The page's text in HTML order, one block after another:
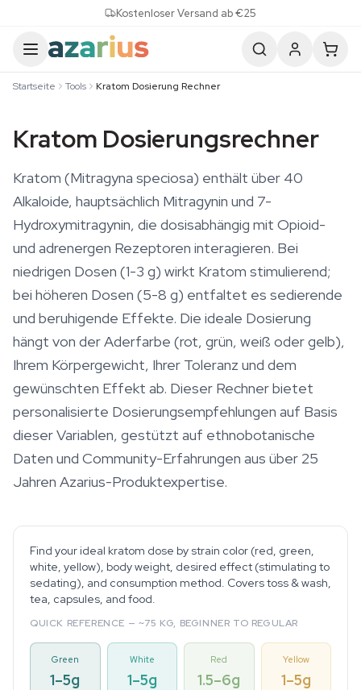
Kostenloser Versand ab €25
Startseite Tools Kratom Dosierung Rechner
Kratom Dosierungsrechner
Kratom (Mitragyna speciosa) enthält über 40
Alkaloide, hauptsächlich Mitragynin und 7-
Hydroxymitragynin, die dosisabhängig mit Opioid-
und adrenergen Rezeptoren interagieren. Bei
niedrigen Dosen (1-3 g) wirkt Kratom stimulierend;
bei höheren Dosen (5-8 g) entfaltet es sedierende
und beruhigende Effekte. Die ideale Dosierung
hängt von der Aderfarbe (rot, grün, weiß oder gelb),
Ihrem Körpergewicht, Ihrer Toleranz und dem
gewünschten Effekt ab. Dieser Rechner bietet
personalisierte Dosierungsempfehlungen auf Basis
dieser Variablen, gestützt auf ethnobotanische
Daten und Community-Erfahrungen aus über 25
Jahren Azarius-Produktexpertise.
Find your ideal kratom dose by strain color (red, green,
white, yellow), body weight, desired effect (stimulating to
sedating), and consumption method. Covers toss & wash,
tea, capsules, and food.
QUICK REFERENCE — ~75 KG, BEGINNER TO REGULAR
Green
1–5g
White
1–5g
Red
1.5–6g
Yellow
1–5g